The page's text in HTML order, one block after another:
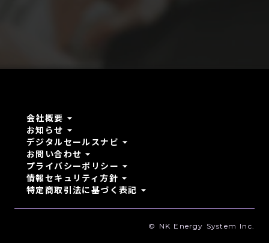
会社概要 arrow_drop_down
お知らせ arrow_drop_down
デジタルセールスナビ arrow_drop_down
お問い合わせ arrow_drop_down
プライバシーポリシー arrow_drop_down
情報セキュリティ方針 arrow_drop_down
特定商取引法に基づく表記 arrow_drop_down
© NK Energy System Inc.